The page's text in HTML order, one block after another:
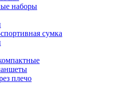
наборы
сумка
плечо